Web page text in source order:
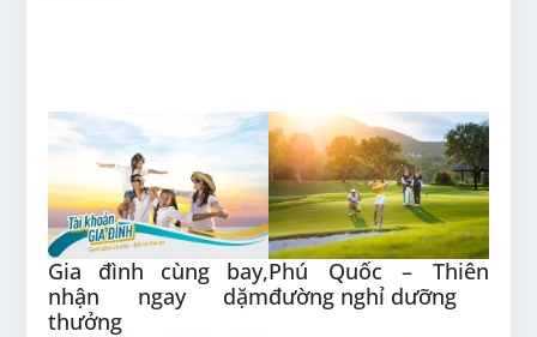
Gia đình cùng bay,
nhận ngay dặm
thưởng
Phú Quốc – Thiên
đường nghỉ dưỡng